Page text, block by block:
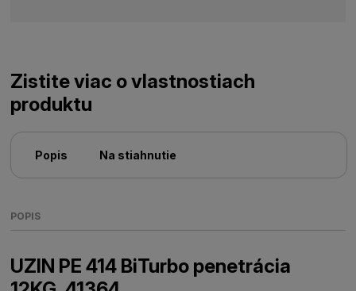
Zistite viac o vlastnostiach
produktu
Popis Na stiahnutie
POPIS
UZIN PE 414 BiTurbo penetrácia